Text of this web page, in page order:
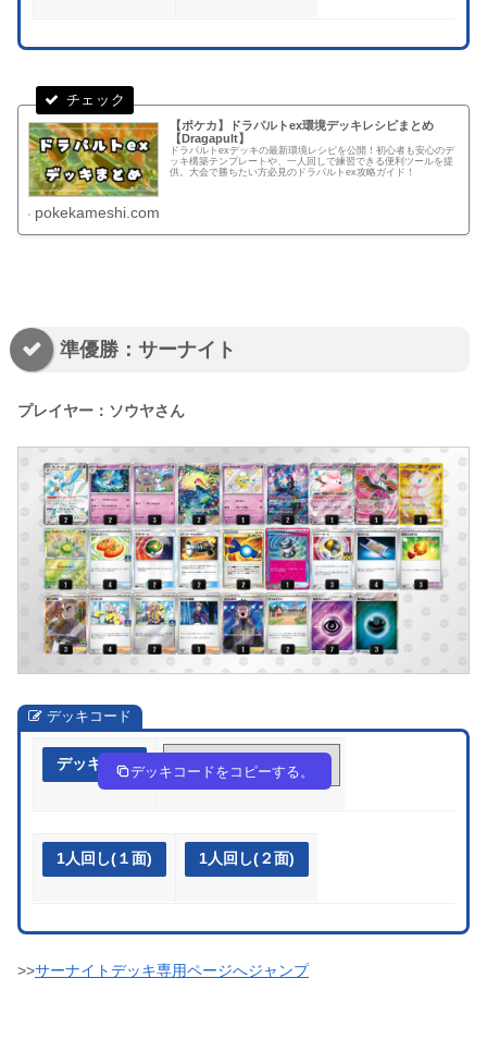
【ポケカ】ドラパルトex環境デッキレシピまとめ
【Dragapult】
ドラパルトexデッキの最新環境レシピを公開！初心者も安心のデ
ッキ構築テンプレートや、一人回しで練習できる便利ツールを提
供。大会で勝ちたい方必見のドラパルトex攻略ガイド！
pokekameshi.com
準優勝：サーナイト
プレイヤー：ソウヤさん
デッキコード
デッキ作成 nLQLQn-fcBOjW-nnHngL
デッキコードをコピーする。
1人回し(１面) 1人回し(２面)
>>サーナイトデッキ専用ページへジャンプ